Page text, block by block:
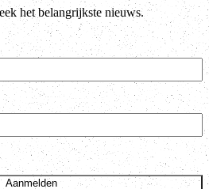
het belangrijkste nieuws.
Aanmelden